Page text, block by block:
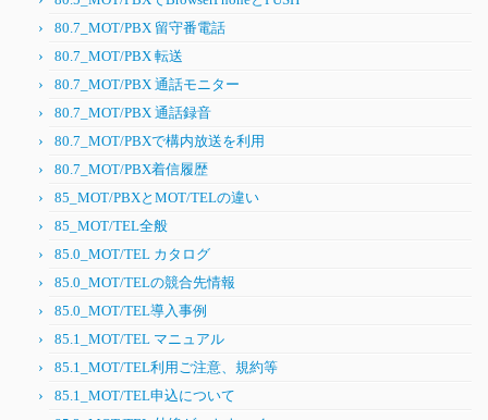
80.7_MOT/PBX 留守番電話
80.7_MOT/PBX 転送
80.7_MOT/PBX 通話モニター
80.7_MOT/PBX 通話録音
80.7_MOT/PBXで構内放送を利用
80.7_MOT/PBX着信履歴
85_MOT/PBXとMOT/TELの違い
85_MOT/TEL全般
85.0_MOT/TEL カタログ
85.0_MOT/TELの競合先情報
85.0_MOT/TEL導入事例
85.1_MOT/TEL マニュアル
85.1_MOT/TEL利用ご注意、規約等
85.1_MOT/TEL申込について